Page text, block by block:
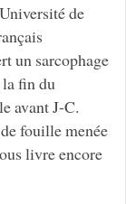
de
un sarcophage
fin du
avant J-C.
fouille menée
livre encore